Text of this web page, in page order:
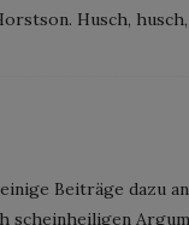
Husch,
Beiträge dazu
scheinheiligen